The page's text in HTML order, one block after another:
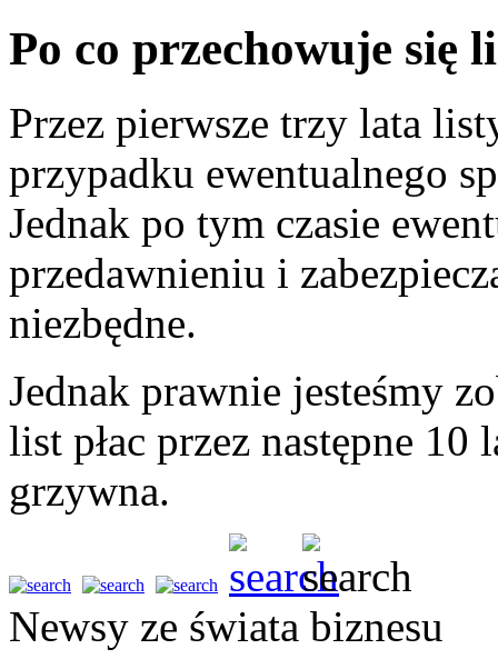
Po co przechowuje się
Przez pierwsze trzy lata
przypadku ewentualnego
Jednak po tym czasie
przedawnieniu i
niezbędne.
Jednak prawnie jesteśmy
list płac przez następne
grzywna.
Newsy ze świata biznesu